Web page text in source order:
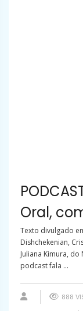
Oral,
Texto divulgado
Dishchekenian,
Juliana Kimura, do
podcast fala ...
888